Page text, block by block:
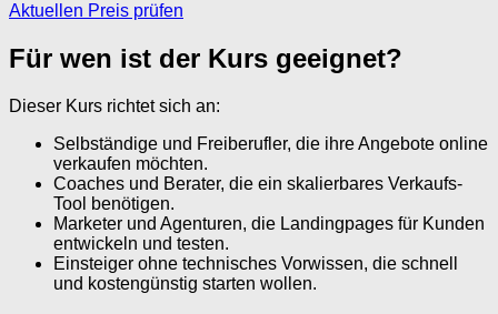
Aktuellen Preis prüfen
Für wen ist der Kurs geeignet?
Dieser Kurs richtet sich an:
Selbständige und Freiberufler, die ihre Angebote online
verkaufen möchten.
Coaches und Berater, die ein skalierbares Verkaufs-
Tool benötigen.
Marketer und Agenturen, die Landingpages für Kunden
entwickeln und testen.
Einsteiger ohne technisches Vorwissen, die schnell
und kostengünstig starten wollen.